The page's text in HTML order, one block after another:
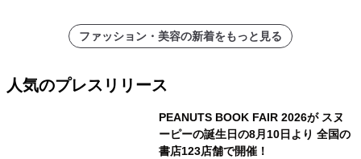
ファッション・美容の新着をもっと見る
人気のプレスリリース
PEANUTS BOOK FAIR 2026が スヌ
ーピーの誕生日の8月10日より 全国の
書店123店舗で開催！